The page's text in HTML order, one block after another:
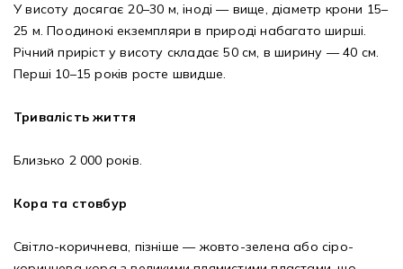
У висоту досягає 20–30 м, іноді — вище, діаметр крони 15–
25 м. Поодинокі екземпляри в природі набагато ширші.
Річний приріст у висоту складає 50 см, в ширину — 40 см.
Перші 10–15 років росте швидше.
Тривалість життя
Близько 2 000 років.
Кора та стовбур
Світло-коричнева, пізніше — жовто-зелена або сіро-